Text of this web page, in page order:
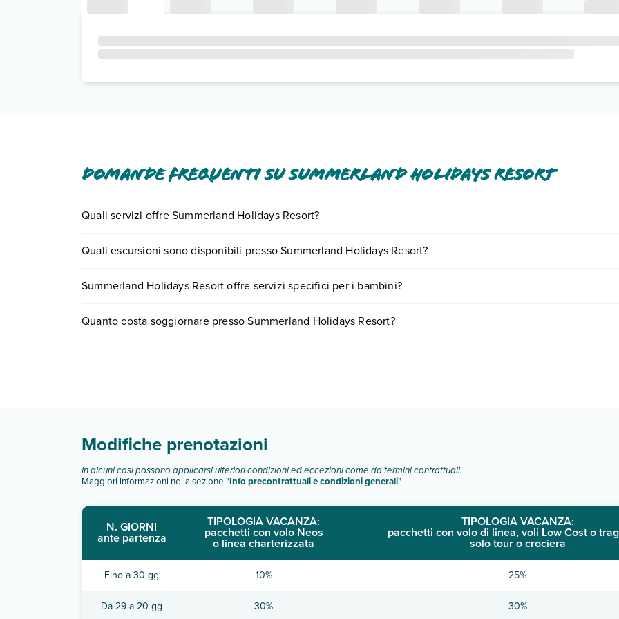
Domande frequenti su Summerland Holidays Resort
Quali servizi offre Summerland Holidays Resort?
Scopri tutti i dettagli nel paragrafo dedicato "Info e descrizione".
Quali escursioni sono disponibili presso Summerland Holidays Resort?
numero 0721.17231 o prenotando un appuntamento.
Summerland Holidays Resort offre servizi specifici per i bambini?
Scopri maggiori dettagli nel paragrafo dedicato "Info e descrizione".
Quanto costa soggiornare presso Summerland Holidays Resort?
Modifiche prenotazioni
In alcuni casi possono applicarsi ulteriori condizioni ed eccezioni come da termini contrattuali.
Maggiori informazioni nella sezione "Info precontrattuali e condizioni generali"
N. GIORNI
ante partenza
TIPOLOGIA VACANZA:
pacchetti con volo Neos
o linea charterizzata
TIPOLOGIA VACANZA:
pacchetti con volo di linea, voli Low Cost o
solo tour o crociera
Fino a 30 gg 10% 25%
Da 29 a 20 gg 30% 30%